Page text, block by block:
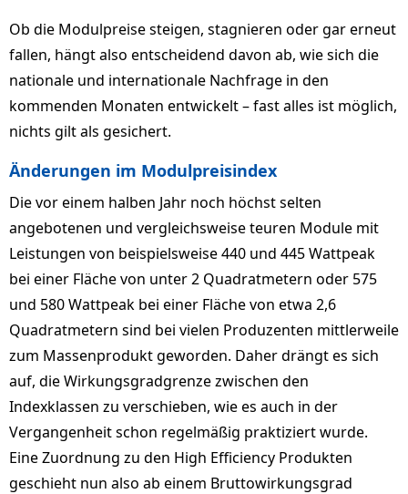
Ob die Modulpreise steigen, stagnieren oder gar erneut
fallen, hängt also entscheidend davon ab, wie sich die
nationale und internationale Nachfrage in den
kommenden Monaten entwickelt – fast alles ist möglich,
nichts gilt als gesichert.
Änderungen im Modulpreisindex
Die vor einem halben Jahr noch höchst selten
angebotenen und vergleichsweise teuren Module mit
Leistungen von beispielsweise 440 und 445 Wattpeak
bei einer Fläche von unter 2 Quadratmetern oder 575
und 580 Wattpeak bei einer Fläche von etwa 2,6
Quadratmetern sind bei vielen Produzenten mittlerweile
zum Massenprodukt geworden. Daher drängt es sich
auf, die Wirkungsgradgrenze zwischen den
Indexklassen zu verschieben, wie es auch in der
Vergangenheit schon regelmäßig praktiziert wurde.
Eine Zuordnung zu den High Efficiency Produkten
geschieht nun also ab einem Bruttowirkungsgrad